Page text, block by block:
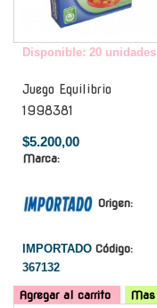
Disponible: 20 unidades
Juego Equilibrio
1998381
$5.200,00
Marca:
Origen:
IMPORTADO Código:
367132
Agregar al carrito Mas